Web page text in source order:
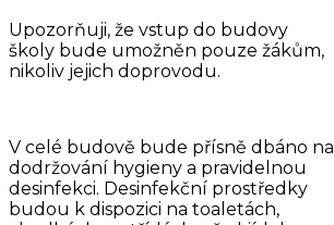
Upozorňuji, že vstup do budovy
školy bude umožněn pouze žákům,
nikoliv jejich doprovodu.
V celé budově bude přísně dbáno na
dodržování hygieny a pravidelnou
desinfekci. Desinfekční prostředky
budou k dispozici na toaletách,